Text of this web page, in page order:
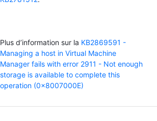
Plus d’information sur la KB2869591 -
Managing a host in Virtual Machine
Manager fails with error 2911 - Not enough
storage is available to complete this
operation (0x8007000E)